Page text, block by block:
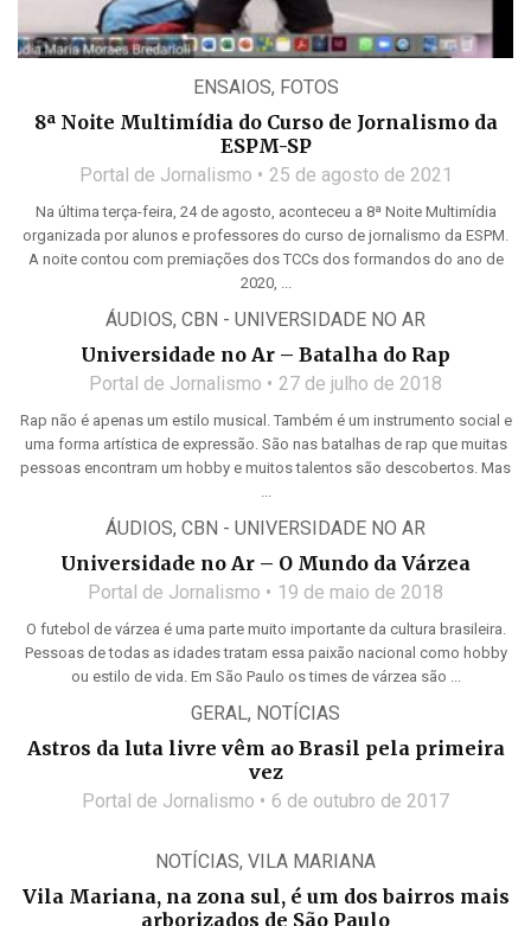
ENSAIOS, FOTOS
8ª Noite Multimídia do Curso de Jornalismo da
ESPM-SP
Portal de Jornalismo 25 de agosto de 2021
Na última terça-feira, 24 de agosto, aconteceu a 8ª Noite Multimídia
organizada por alunos e professores do curso de jornalismo da ESPM.
A noite contou com premiações dos TCCs dos formandos do ano de
2020, ...
ÁUDIOS, CBN - UNIVERSIDADE NO AR
Universidade no Ar – Batalha do Rap
Portal de Jornalismo 27 de julho de 2018
Rap não é apenas um estilo musical. Também é um instrumento social e
uma forma artística de expressão. São nas batalhas de rap que muitas
pessoas encontram um hobby e muitos talentos são descobertos. Mas
...
ÁUDIOS, CBN - UNIVERSIDADE NO AR
Universidade no Ar – O Mundo da Várzea
Portal de Jornalismo 19 de maio de 2018
O futebol de várzea é uma parte muito importante da cultura brasileira.
Pessoas de todas as idades tratam essa paixão nacional como hobby
ou estilo de vida. Em São Paulo os times de várzea são ...
GERAL, NOTÍCIAS
Astros da luta livre vêm ao Brasil pela primeira
vez
Portal de Jornalismo 6 de outubro de 2017
NOTÍCIAS, VILA MARIANA
Vila Mariana, na zona sul, é um dos bairros mais
arborizados de São Paulo